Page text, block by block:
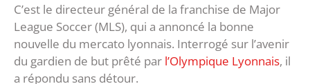
C’est le directeur général de la franchise de Major
League Soccer (MLS), qui a annoncé la bonne
nouvelle du mercato lyonnais. Interrogé sur l’avenir
du gardien de but prêté par l’Olympique Lyonnais, il
a répondu sans détour.